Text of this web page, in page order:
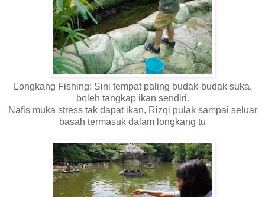
Longkang Fishing: Sini tempat paling budak-budak suka,
boleh tangkap ikan sendiri.
Nafis muka stress tak dapat ikan, Rizqi pulak sampai seluar
basah termasuk dalam longkang tu